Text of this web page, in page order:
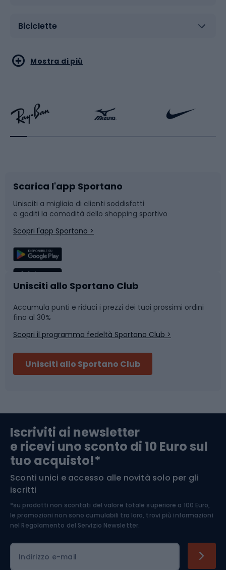
Biciclette
Sport acquatici
Bikepacking
Bushcraft
Corsa
Sport di squadra
Caschi da ciclismo
Skitouring
Abbigliamento da escursionismo
Sport di arti marziali
Sport con le racchette
Slitte e slittini
Snowboard
Camminata nordica
Nuoto
Pattinaggio
Componenti per biciclette
Arrampicata
Medicina dello sport
Abbigliamento ciclistico
Mostra di più
Scarica l'app Sportano
Unisciti a migliaia di clienti soddisfatti
e goditi la comodità dello shopping sportivo
Scopri l'app Sportano >
Unisciti allo Sportano Club
Accumula punti e riduci i prezzi dei tuoi prossimi ordini
fino al 30%
Scopri il programma fedeltà Sportano Club >
Unisciti allo Sportano Club
Iscriviti ai newsletter
e ricevi uno sconto di 10 Euro sul
tuo acquisto!*
Sconti unici e accesso alle novità solo per gli
iscritti
*su prodotti non scontati del valore totale superiore a 100 Euro,
le promozioni non sono cumulabili tra loro, trovi più informazioni
nel Regolamento del Servizio Newsletter.
Indirizzo e-mail